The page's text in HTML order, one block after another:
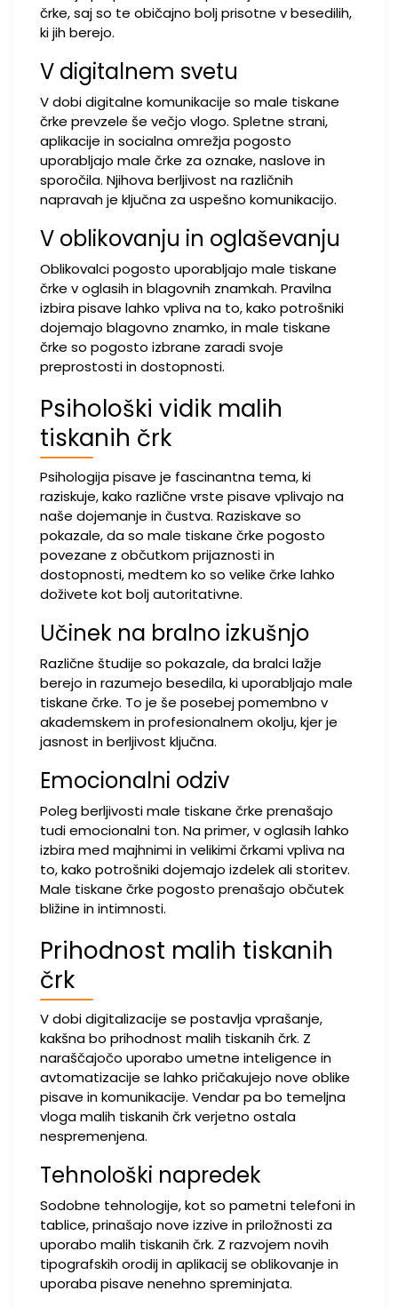
črke, saj so te običajno bolj prisotne v besedilih,
ki jih berejo.
V digitalnem svetu
V dobi digitalne komunikacije so male tiskane
črke prevzele še večjo vlogo. Spletne strani,
aplikacije in socialna omrežja pogosto
uporabljajo male črke za oznake, naslove in
sporočila. Njihova berljivost na različnih
napravah je ključna za uspešno komunikacijo.
V oblikovanju in oglaševanju
Oblikovalci pogosto uporabljajo male tiskane
črke v oglasih in blagovnih znamkah. Pravilna
izbira pisave lahko vpliva na to, kako potrošniki
dojemajo blagovno znamko, in male tiskane
črke so pogosto izbrane zaradi svoje
preprostosti in dostopnosti.
Psihološki vidik malih
tiskanih črk
Psihologija pisave je fascinantna tema, ki
raziskuje, kako različne vrste pisave vplivajo na
naše dojemanje in čustva. Raziskave so
pokazale, da so male tiskane črke pogosto
povezane z občutkom prijaznosti in
dostopnosti, medtem ko so velike črke lahko
doživete kot bolj autoritativne.
Učinek na bralno izkušnjo
Različne študije so pokazale, da bralci lažje
berejo in razumejo besedila, ki uporabljajo male
tiskane črke. To je še posebej pomembno v
akademskem in profesionalnem okolju, kjer je
jasnost in berljivost ključna.
Emocionalni odziv
Poleg berljivosti male tiskane črke prenašajo
tudi emocionalni ton. Na primer, v oglasih lahko
izbira med majhnimi in velikimi črkami vpliva na
to, kako potrošniki dojemajo izdelek ali storitev.
Male tiskane črke pogosto prenašajo občutek
bližine in intimnosti.
Prihodnost malih tiskanih
črk
V dobi digitalizacije se postavlja vprašanje,
kakšna bo prihodnost malih tiskanih črk. Z
naraščajočo uporabo umetne inteligence in
avtomatizacije se lahko pričakujejo nove oblike
pisave in komunikacije. Vendar pa bo temeljna
vloga malih tiskanih črk verjetno ostala
nespremenjena.
Tehnološki napredek
Sodobne tehnologije, kot so pametni telefoni in
tablice, prinašajo nove izzive in priložnosti za
uporabo malih tiskanih črk. Z razvojem novih
tipografskih orodij in aplikacij se oblikovanje in
uporaba pisave nenehno spreminjata.